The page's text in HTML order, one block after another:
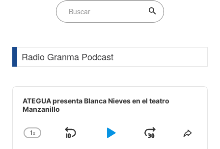
Radio Granma Podcast
Audio
Player
ATEGUA presenta Blanca Nieves en el teatro
Manzanillo
Change
1x
Skip
Play
JumpShare